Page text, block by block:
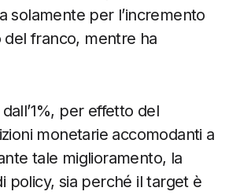
solamente per l’incremento
del franco, mentre ha
per effetto del
monetarie accomodanti a
tale miglioramento, la
policy, sia perché il target è